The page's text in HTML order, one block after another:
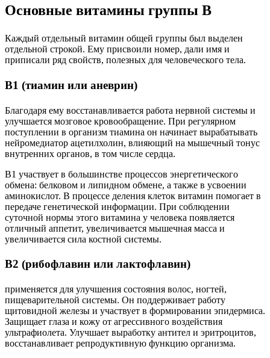
Основные витамины группы B
Каждый отдельный витамин общей группы был выделен
отдельной строкой. Ему присвоили номер, дали имя и
приписали ряд свойств, полезных для человеческого тела.
В1 (тиамин или аневрин)
Благодаря ему восстанавливается работа нервной системы и
улучшается мозговое кровообращение. При регулярном
поступлении в организм тиамина он начинает вырабатывать
нейромедиатор ацетилхолин, влияющий на мышечный тонус
внутренних органов, в том числе сердца.
B1 участвует в большинстве процессов энергетического
обмена: белковом и липидном обмене, а также в усвоении
аминокислот. В процессе деления клеток витамин помогает в
передаче генетической информации. При соблюдении
суточной нормы этого витамина у человека появляется
отличный аппетит, увеличивается мышечная масса и
увеличивается сила костной системы.
В2 (рибофлавин или лактофлавин)
применяется для улучшения состояния волос, ногтей,
пищеварительной системы. Он поддерживает работу
щитовидной железы и участвует в формировании эпидермиса.
Защищает глаза и кожу от агрессивного воздействия
ультрафиолета. Улучшает выработку антител и эритроцитов,
восстанавливает репродуктивную функцию организма.